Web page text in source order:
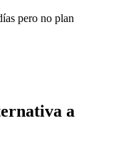
pero no plan
a